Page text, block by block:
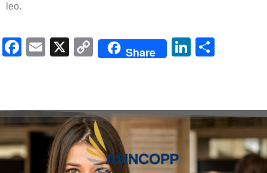
leo.
Facebook
Email
X
Copy
Link
Share LinkedIn